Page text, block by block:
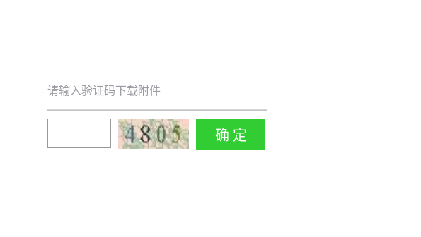
请输入验证码下载附件